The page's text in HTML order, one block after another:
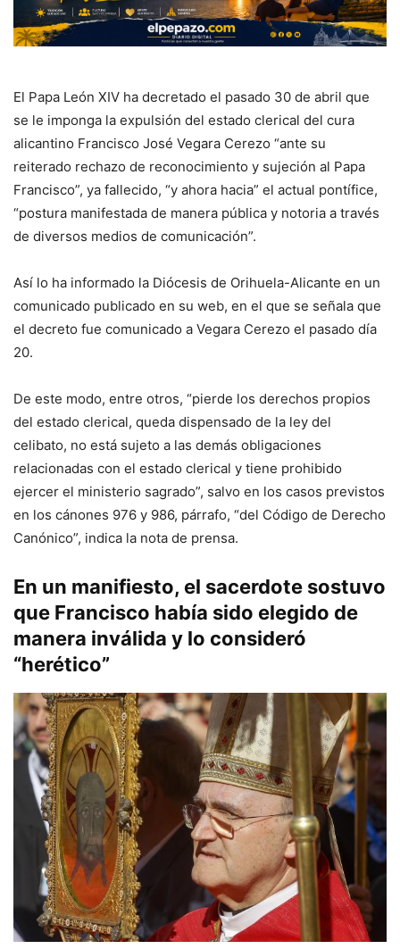
El Papa León XIV ha decretado el pasado 30 de abril que
se le imponga la expulsión del estado clerical del cura
alicantino Francisco José Vegara Cerezo “ante su
reiterado rechazo de reconocimiento y sujeción al Papa
Francisco”, ya fallecido, “y ahora hacia” el actual pontífice,
“postura manifestada de manera pública y notoria a través
de diversos medios de comunicación”.
Así lo ha informado la Diócesis de Orihuela-Alicante en un
comunicado publicado en su web, en el que se señala que
el decreto fue comunicado a Vegara Cerezo el pasado día
20.
De este modo, entre otros, “pierde los derechos propios
del estado clerical, queda dispensado de la ley del
celibato, no está sujeto a las demás obligaciones
relacionadas con el estado clerical y tiene prohibido
ejercer el ministerio sagrado”, salvo en los casos previstos
en los cánones 976 y 986, párrafo, “del Código de Derecho
Canónico”, indica la nota de prensa.
En un manifiesto, el sacerdote sostuvo
que Francisco había sido elegido de
manera inválida y lo consideró
“herético”